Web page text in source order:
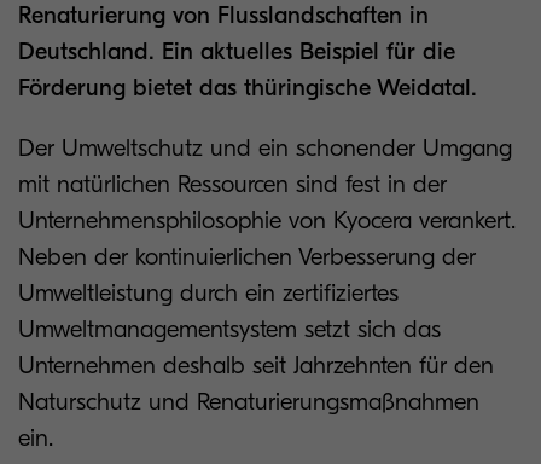
Renaturierung von Flusslandschaften in
Deutschland. Ein aktuelles Beispiel für die
Förderung bietet das thüringische Weidatal.
Der Umweltschutz und ein schonender Umgang
mit natürlichen Ressourcen sind fest in der
Unternehmensphilosophie von Kyocera verankert.
Neben der kontinuierlichen Verbesserung der
Umweltleistung durch ein zertifiziertes
Umweltmanagementsystem setzt sich das
Unternehmen deshalb seit Jahrzehnten für den
Naturschutz und Renaturierungsmaßnahmen
ein.